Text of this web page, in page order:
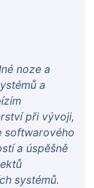
noze a
a
při vývoji,
softwarového
a úspěšně
systémů.